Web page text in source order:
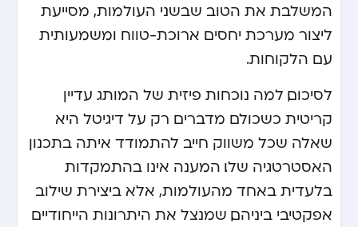
המשלבת את הטוב שבשני העולמות, מסייעת
ליצור מערכת יחסים ארוכת-טווח ומשמעותית
עם הלקוחות.
לסיכום, למה נוכחות פיזית של המותג עדיין
קריטית כשכולם מדברים רק על דיגיטל היא
שאלה שכל משווק חייב להתמודד איתה בתכנון
האסטרטגיה שלו. המענה אינו בהתמקדות
בלעדית באחד מהעולמות, אלא ביצירת שילוב
אפקטיבי ביניהם, שמנצל את היתרונות הייחודיים